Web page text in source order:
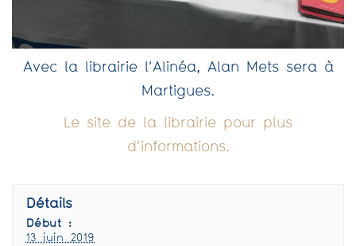
Avec la librairie l’Alinéa, Alan Mets sera à
Martigues.
Le site de la librairie pour plus
d’informations.
Détails
Début :
13 juin 2019